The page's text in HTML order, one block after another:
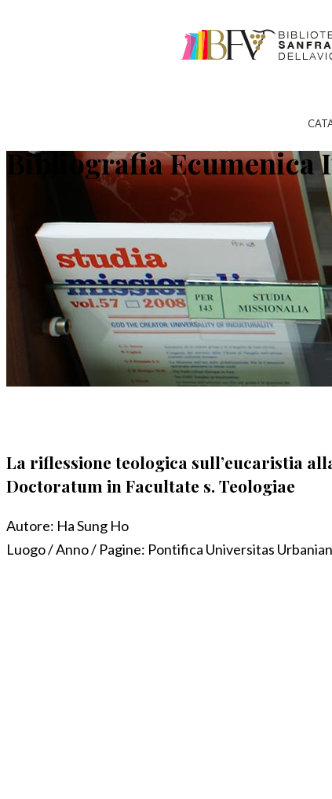
Bibliografia Ecumenica
La riflessione teologica sull’eucaristia
Doctoratum in Facultate s. Teologiae
Autore: Ha Sung Ho
Luogo / Anno / Pagine: Pontifica Universitas